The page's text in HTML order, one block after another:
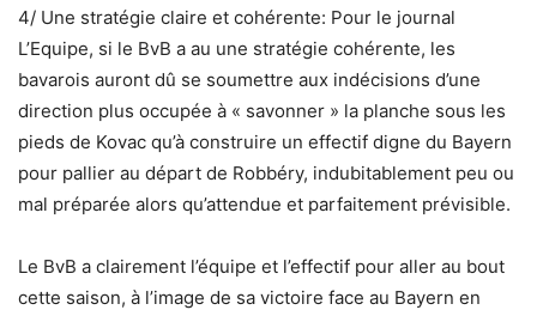
4/ Une stratégie claire et cohérente: Pour le journal
L’Equipe, si le BvB a au une stratégie cohérente, les
bavarois auront dû se soumettre aux indécisions d’une
direction plus occupée à « savonner » la planche sous les
pieds de Kovac qu’à construire un effectif digne du Bayern
pour pallier au départ de Robbéry, indubitablement peu ou
mal préparée alors qu’attendue et parfaitement prévisible.
Le BvB a clairement l’équipe et l’effectif pour aller au bout
cette saison, à l’image de sa victoire face au Bayern en